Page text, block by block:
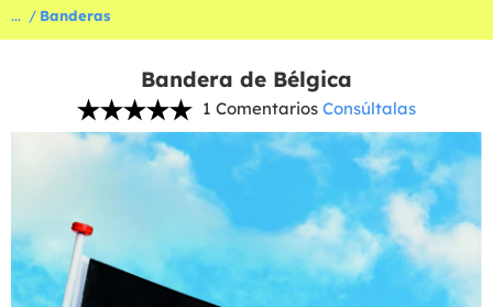
... Banderas
Bandera de Bélgica
1 Comentarios Consúltalas